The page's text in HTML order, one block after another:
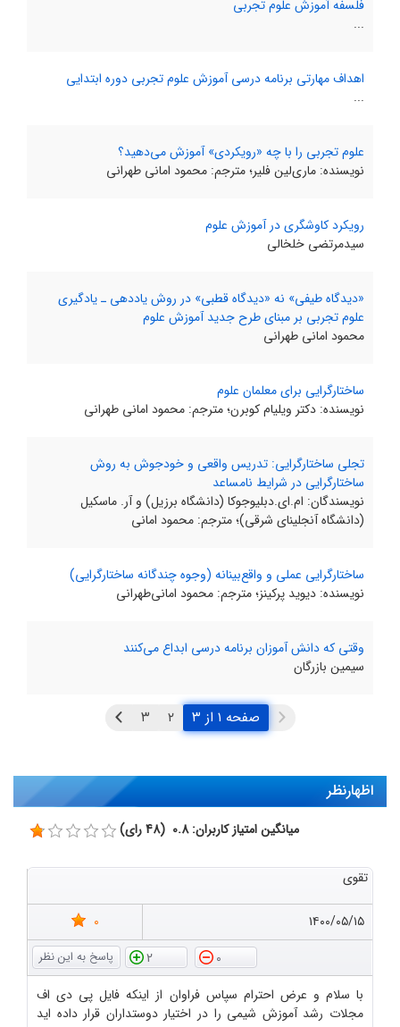
فلسفه آموزش علوم تجربی
...
اهداف مهارتی برنامه درسی آموزش علوم تجربی دوره ابتدایی
...
علوم تجربی را با چه «رویکردی» آموزش می‌دهید؟
نویسنده: ماری‌لین فلیر؛ مترجم: محمود امانی طهرانی
رویکرد کاوشگری در آموزش علوم
سیدمرتضی خلخالی
«دیدگاه طیفی» نه «دیدگاه قطبی» در روش یاددهی ـ یادگیری
علوم تجربی بر مبنای طرح جدید آموزش علوم
محمود امانی طهرانی
ساختارگرایی برای معلمان علوم
نویسنده: دکتر ویلیام کوبرن؛ مترجم: محمود امانی طهرانی
تجلی ساختارگرایی: تدریس واقعی و خودجوش به روش
ساختارگرایی در شرایط نامساعد
نویسندگان: ام.ای.دبلیوجوکا (دانشگاه برزیل) و آر. ماسکیل
(دانشگاه آنجلینای شرقی)؛ مترجم: محمود امانی
ساختارگرایی عملی و واقع‌بینانه (وجوه چندگانه ساختارگرایی)
نویسنده: دیوید پرکینز؛ مترجم: محمود امانی‌طهرانی
وقتی که دانش آموزان برنامه درسی ابداع می‌کنند
سیمین بازرگان
صفحه ۱ از ۳
اظهارنظر
میانگین امتیاز کاربران: 0.8 (48 رای)
تقوی
۱۴۰۰/۰۵/۱۵
0
0
2
با سلام و عرض احترام سپاس فراوان از اینکه فایل پی دی اف
مجلات رشد آموزش شیمی را در اختیار دوستداران قرار داده اید